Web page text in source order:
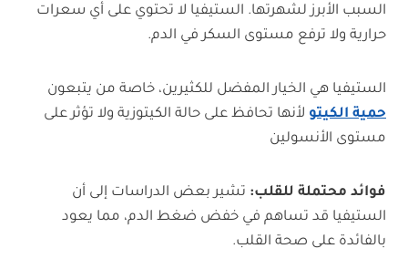
السبب الأبرز لشهرتها. الستيفيا لا تحتوي على أي سعرات
حرارية ولا ترفع مستوى السكر في الدم.
الستيفيا هي الخيار المفضل للكثيرين، خاصة من يتبعون
حمية الكيتو لأنها تحافظ على حالة الكيتوزية ولا تؤثر على
مستوى الأنسولين
فوائد محتملة للقلب: تشير بعض الدراسات إلى أن
الستيفيا قد تساهم في خفض ضغط الدم، مما يعود
بالفائدة على صحة القلب.